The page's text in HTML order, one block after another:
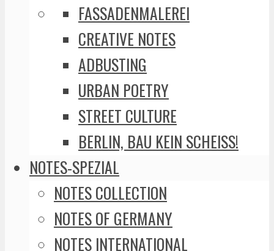
FASSADENMALEREI
CREATIVE NOTES
ADBUSTING
URBAN POETRY
STREET CULTURE
BERLIN, BAU KEIN SCHEISS!
NOTES-SPEZIAL
NOTES COLLECTION
NOTES OF GERMANY
NOTES INTERNATIONAL